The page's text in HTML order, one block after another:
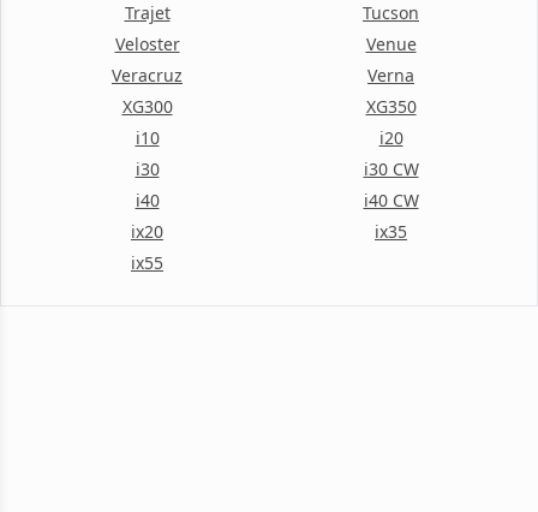
Trajet
Tucson
Veloster
Venue
Veracruz
Verna
XG300
XG350
i10
i20
i30
i30 CW
i40
i40 CW
ix20
ix35
ix55